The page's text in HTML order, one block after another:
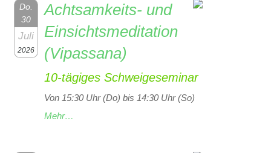
Do.
30
Juli
2026
Achtsamkeits- und
Einsichtsmeditation
(Vipassana)
10-tägiges Schweigeseminar
Von 15:30 Uhr (Do) bis 14:30 Uhr (So)
Mehr…